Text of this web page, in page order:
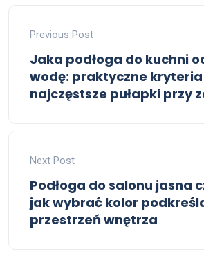
Previous Post
Jaka podłoga do kuchni
wodę: praktyczne
najczęstsze pułapki przy
Next Post
Podłoga do salonu jasna
jak wybrać kolor
przestrzeń wnętrza